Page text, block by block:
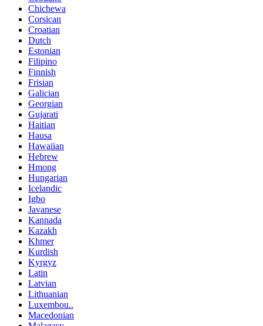
Chichewa
Corsican
Croatian
Dutch
Estonian
Filipino
Finnish
Frisian
Galician
Georgian
Gujarati
Haitian
Hausa
Hawaiian
Hebrew
Hmong
Hungarian
Icelandic
Igbo
Javanese
Kannada
Kazakh
Khmer
Kurdish
Kyrgyz
Latin
Latvian
Lithuanian
Luxembou..
Macedonian